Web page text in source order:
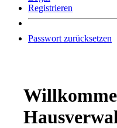
Registrieren
Passwort zurücksetzen